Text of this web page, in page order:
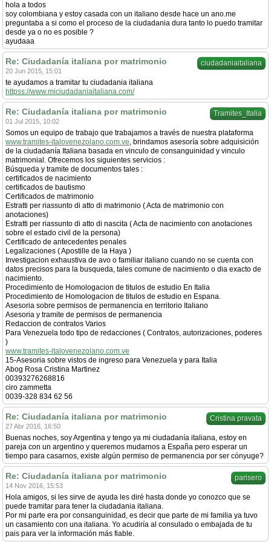
hola a todos
soy colombiana y estoy casada con un italiano desde hace un ano.me
preguntaba a si como el proceso de la ciudadania dura tanto lo puedo tramitar
desde ya o no es posible ?
ayudaaa
ciudadaniaitaliana
Re: Ciudadanía italiana por matrimonio
20 Jun 2015, 15:01
te ayudamos a tramitar tu ciudadania italiana
httpss://www.miciudadaniaitaliana.com/
Tramites_Italia
Re: Ciudadanía italiana por matrimonio
01 Jul 2015, 10:02
Somos un equipo de trabajo que trabajamos a través de nuestra plataforma
www.tramites-italovenezolano.com.ve, brindamos asesoría sobre adquisición
de la ciudadanía Italiana basada en vinculo de consanguinidad y vinculo
matrimonial. Ofrecemos los siguientes servicios :
Búsqueda y tramite de documentos tales :
certificados de nacimiento
certificados de bautismo
Certificados de matrimonio
Estratti per riassunto di atto di matrimonio ( Acta de matrimonio con
anotaciones)
Estratti per riassunto di atto di nascita ( Acta de nacimiento con anotaciones
sobre el estado civil de la persona)
Certificado de antecedentes penales
Legalizaciones ( Apostille de la Haya )
Investigacion exhaustiva de avo o familiar italiano cuando no se cuenta con
datos precisos para la busqueda, tales comune de nacimiento o dia exacto de
nacimiento.
Procedimiento de Homologacion de titulos de estudio En Italia
Procedimiento de Homologacion de titulos de estudio en Espana.
Asesoria sobre permisos de permanencia en territorio Italiano
Asesoria y tramite de permisos de permanencia
Redaccion de contratos Varios
Para Venezuela todo tipo de redacciones ( Contratos, autorizaciones, poderes
)
www.tramites-italovenezolano.com.ve
15-Asesoria sobre vistos de ingreso para Venezuela y para Italia
Abog Rosa Cristina Martinez
00393276268816
ciro zammetta
0039-328 834 62 56
Cristina pravata
Re: Ciudadanía italiana por matrimonio
27 Abr 2016, 16:50
Buenas noches, soy Argentina y tengo ya mi ciudadanía italiana, estoy en
pareja con un argentino y queremos mudarnos a España pero esperar un
tiempo para casarnos, existe algún permiso de permanencia por ser cónyuge?
parisero
Re: Ciudadanía italiana por matrimonio
14 Nov 2016, 15:53
Hola amigos, si les sirve de ayuda les diré hasta donde yo conozco que se
puede tramitar para tener la ciudadania italiana.
Por mi parte era por consanguinidad, es decir que parte de mi familia ya tuvo
un casamiento con una italiana. Yo acudiría al consulado o embajada de tu
pais para ver la información más fiable.